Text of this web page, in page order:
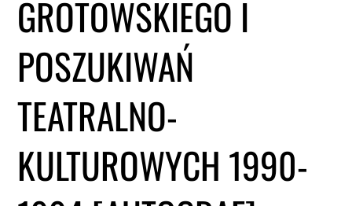
GROTOWSKIEGO I
POSZUKIWAŃ
TEATRALNO-
KULTUROWYCH 1990-